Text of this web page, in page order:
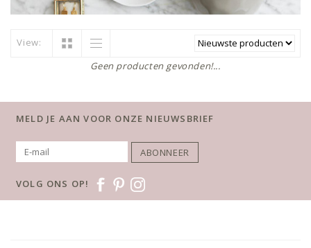
View:
Geen producten gevonden!...
MELD JE AAN VOOR ONZE NIEUWSBRIEF
ABONNEER
VOLG ONS OP!